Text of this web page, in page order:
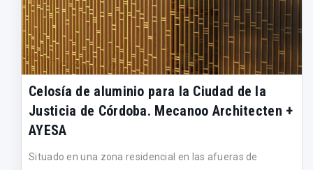
Celosía de aluminio para la Ciudad de la
Justicia de Córdoba. Mecanoo Architecten +
AYESA
Situado en una zona residencial en las afueras de